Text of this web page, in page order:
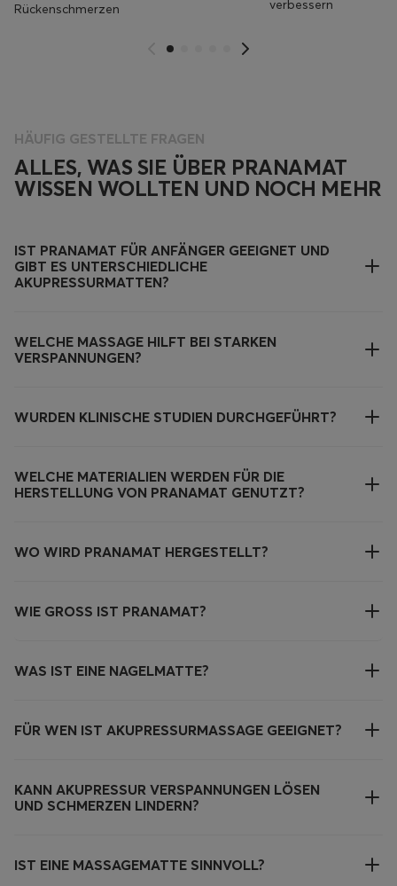
Rückenschmerzen
verbessern
HÄUFIG GESTELLTE FRAGEN
ALLES, WAS SIE ÜBER PRANAMAT
WISSEN WOLLTEN UND NOCH MEHR
IST PRANAMAT FÜR ANFÄNGER GEEIGNET UND
GIBT ES UNTERSCHIEDLICHE
AKUPRESSURMATTEN?
WELCHE MASSAGE HILFT BEI STARKEN
VERSPANNUNGEN?
WURDEN KLINISCHE STUDIEN DURCHGEFÜHRT?
WELCHE MATERIALIEN WERDEN FÜR DIE
HERSTELLUNG VON PRANAMAT GENUTZT?
WO WIRD PRANAMAT HERGESTELLT?
WIE GROSS IST PRANAMAT?
WAS IST EINE NAGELMATTE?
FÜR WEN IST AKUPRESSURMASSAGE GEEIGNET?
KANN AKUPRESSUR VERSPANNUNGEN LÖSEN
UND SCHMERZEN LINDERN?
IST EINE MASSAGEMATTE SINNVOLL?